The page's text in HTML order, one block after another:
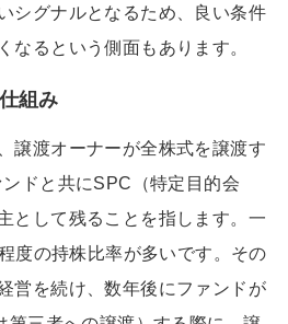
シグナルとなるため、良い条件
なるという側面もあります。
組み
譲渡オーナーが全株式を譲渡す
ドと共にSPC（特定目的会
として残ることを指します。一
度の持株比率が多いです。その
営を続け、数年後にファンドが